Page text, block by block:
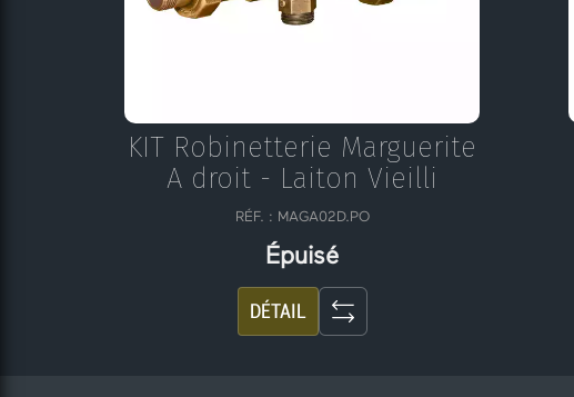
KIT Robinetterie Marguerite
A droit - Laiton Vieilli
RÉF. : MAGA02D.PO
Épuisé
DÉTAIL